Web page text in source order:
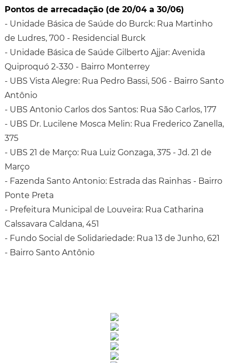
Pontos de arrecadação (de 20/04 a 30/06)
- Unidade Básica de Saúde do Burck: Rua Martinho
de Ludres, 700 - Residencial Burck
- Unidade Básica de Saúde Gilberto Ajjar: Avenida
Quiproquó 2-330 - Bairro Monterrey
- UBS Vista Alegre: Rua Pedro Bassi, 506 - Bairro Santo
Antônio
- UBS Antonio Carlos dos Santos: Rua São Carlos, 177
- UBS Dr. Lucilene Mosca Melin: Rua Frederico Zanella,
375
- UBS 21 de Março: Rua Luiz Gonzaga, 375 - Jd. 21 de
Março
- Fazenda Santo Antonio: Estrada das Rainhas - Bairro
Ponte Preta
- Prefeitura Municipal de Louveira: Rua Catharina
Calssavara Caldana, 451
- Fundo Social de Solidariedade: Rua 13 de Junho, 621
- Bairro Santo Antônio